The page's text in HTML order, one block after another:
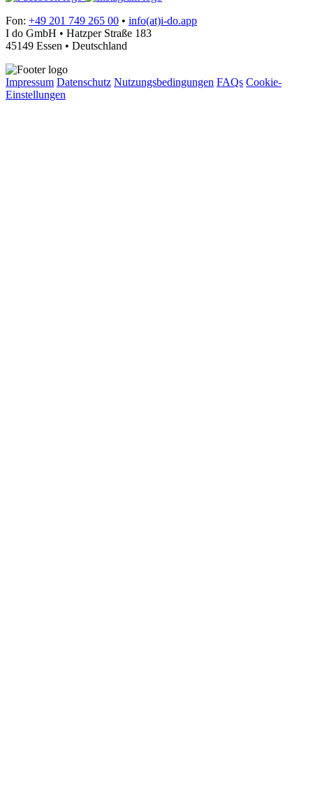
Fon: +49 201 749 265 00 • info(at)i-do.app
I do GmbH • Hatzper Straße 183
45149 Essen • Deutschland
Impressum Datenschutz Nutzungsbedingungen FAQs Cookie-
Einstellungen